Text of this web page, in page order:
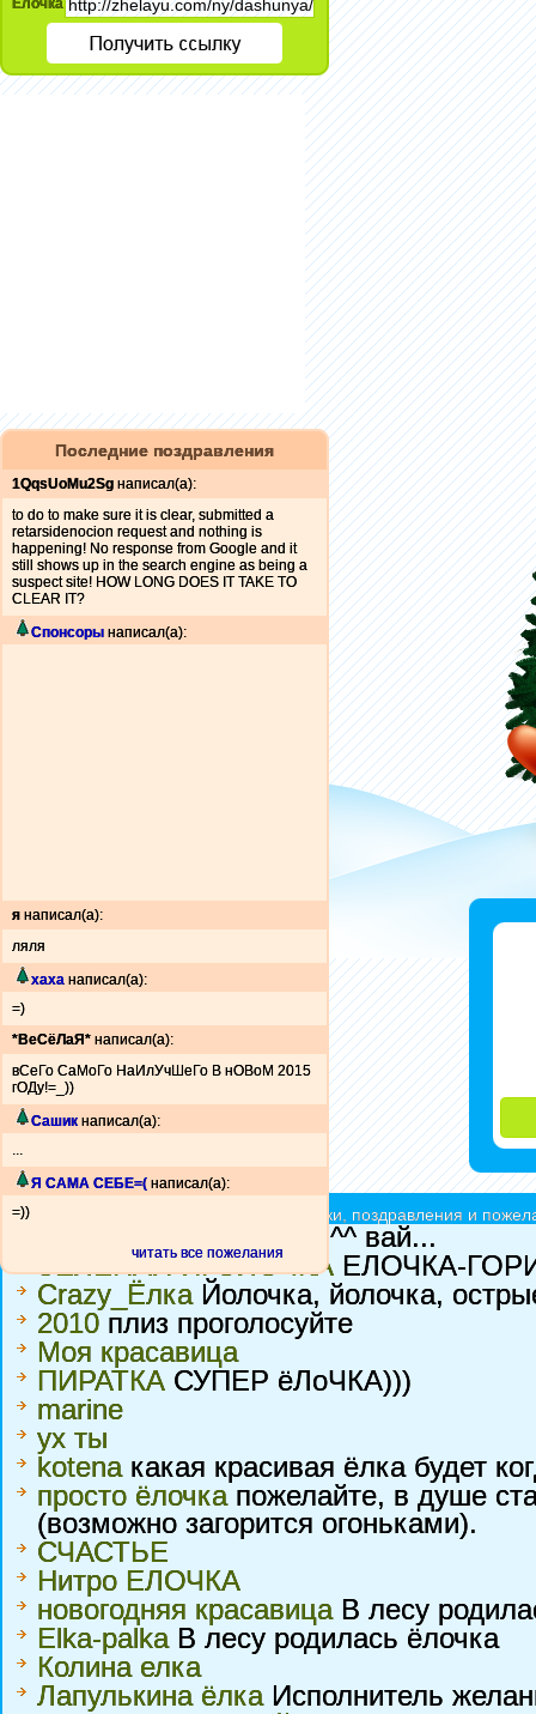
Ёлочка
Последние поздравления
1QqsUoMu2Sg написал(а):
to do to make sure it is clear, submitted a
retarsidenocion request and nothing is
happening! No response from Google and it
still shows up in the search engine as being a
suspect site! HOW LONG DOES IT TAKE TO
CLEAR IT?
Спонсоры написал(а):
я написал(а):
ляля
хаха написал(а):
=)
*ВеСёЛаЯ* написал(а):
вСеГо СаМоГо НаИлУчШеГо В нОВоМ 2015
гОДу!=_))
Сашик написал(а):
...
Я САМА СЕБЕ=( написал(а):
=))
читать все пожелания
Ёлочки красавицы - принимают подарки, поздравления и
Зелёная ель ^^ вай...
ЗЕЛЕНАЯ ИГОЛОЧКА ЕЛОЧКА-
Crazy_ЁлкаЙолочка, йолочка,
2010 плиз проголосуйте
Моя красавица
ПИРАТКА СУПЕР ёЛоЧКА)))
marine
ух ты
kotenaкакая красивая ёлка будет
просто ёлочкапожелайте, в душе
(возможно загорится огоньками).
СЧАСТЬЕ
Нитро ЕЛОЧКА
новогодняя красавицаВ лесу
Elka-palkaВ лесу родилась ёлочка
Колина елка
Лапулькина ёлкаИсполнитель